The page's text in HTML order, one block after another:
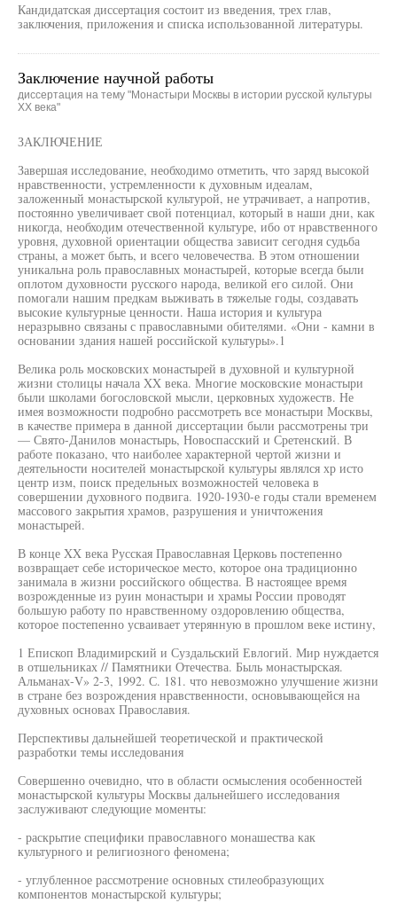
Кандидатская диссертация состоит из введения, трех глав,
заключения, приложения и списка использованной литературы.
Заключение научной работы
диссертация на тему "Монастыри Москвы в истории русской культуры
XX века"
ЗАКЛЮЧЕНИЕ
Завершая исследование, необходимо отметить, что заряд высокой
нравственности, устремленности к духовным идеалам,
заложенный монастырской культурой, не утрачивает, а напротив,
постоянно увеличивает свой потенциал, который в наши дни, как
никогда, необходим отечественной культуре, ибо от нравственного
уровня, духовной ориентации общества зависит сегодня судьба
страны, а может быть, и всего человечества. В этом отношении
уникальна роль православных монастырей, которые всегда были
оплотом духовности русского народа, великой его силой. Они
помогали нашим предкам выживать в тяжелые годы, создавать
высокие культурные ценности. Наша история и культура
неразрывно связаны с православными обителями. «Они - камни в
основании здания нашей российской культуры».1
Велика роль московских монастырей в духовной и культурной
жизни столицы начала XX века. Многие московские монастыри
были школами богословской мысли, церковных художеств. Не
имея возможности подробно рассмотреть все монастыри Москвы,
в качестве примера в данной диссертации были рассмотрены три
— Свято-Данилов монастырь, Новоспасский и Сретенский. В
работе показано, что наиболее характерной чертой жизни и
деятельности носителей монастырской культуры являлся хр исто
центр изм, поиск предельных возможностей человека в
совершении духовного подвига. 1920-1930-е годы стали временем
массового закрытия храмов, разрушения и уничтожения
монастырей.
В конце XX века Русская Православная Церковь постепенно
возвращает себе историческое место, которое она традиционно
занимала в жизни российского общества. В настоящее время
возрожденные из руин монастыри и храмы России проводят
большую работу по нравственному оздоровлению общества,
которое постепенно усваивает утерянную в прошлом веке истину,
1 Епископ Владимирский и Суздальский Евлогий. Мир нуждается
в отшельниках // Памятники Отечества. Быль монастырская.
Альманах-V» 2-3, 1992. С. 181. что невозможно улучшение жизни
в стране без возрождения нравственности, основывающейся на
духовных основах Православия.
Перспективы дальнейшей теоретической и практической
разработки темы исследования
Совершенно очевидно, что в области осмысления особенностей
монастырской культуры Москвы дальнейшего исследования
заслуживают следующие моменты:
- раскрытие специфики православного монашества как
культурного и религиозного феномена;
- углубленное рассмотрение основных стилеобразующих
компонентов монастырской культуры;